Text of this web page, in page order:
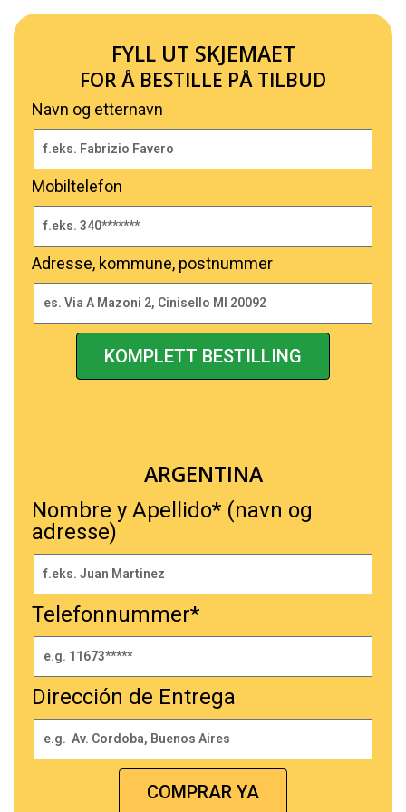
FYLL UT SKJEMAET
FOR Å BESTILLE PÅ TILBUD
Navn og etternavn
Mobiltelefon
Adresse, kommune, postnummer
KOMPLETT BESTILLING
ARGENTINA
Nombre y Apellido* (navn og
adresse)
Telefonnummer*
Dirección de Entrega
COMPRAR YA